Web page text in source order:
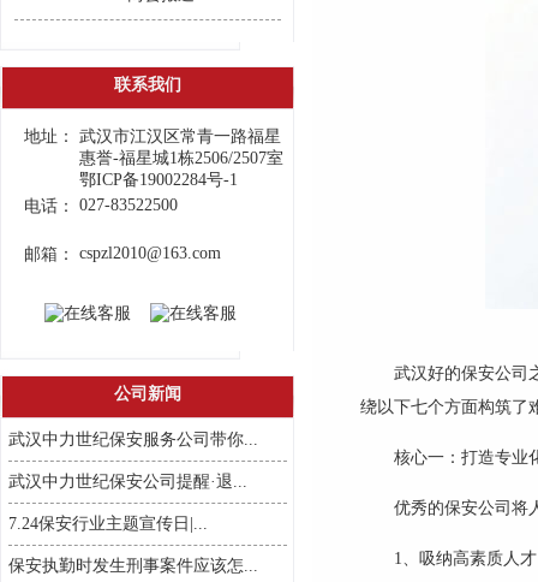
联系我们
地址：
武汉市江汉区常青一路福星
惠誉-福星城1栋2506/2507室
鄂ICP备19002284号-1
电话：
027-83522500
邮箱： cspzl2010@163.com
公司新闻
武汉中力世纪保安服务公司带你...
武汉中力世纪保安公司提醒·退...
7.24保安行业主题宣传日|...
保安执勤时发生刑事案件应该怎...
武汉好的保安公司
绕以下七个方面构筑了
核心一：打造专业
优秀的保安公司将
1、 吸纳高素质人